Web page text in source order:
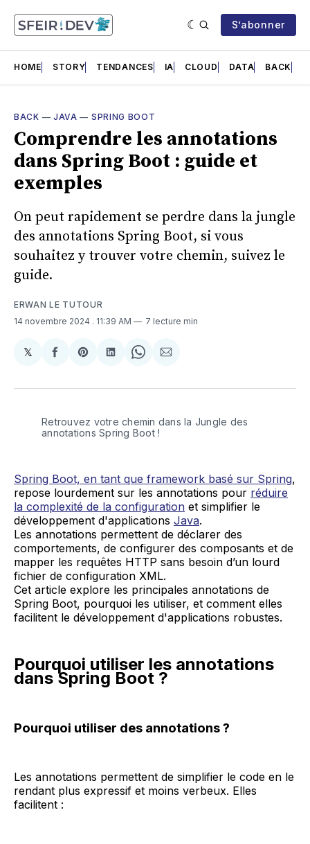
S’abonner
HOME STORY TENDANCES IA CLOUD DATA BACK
BACK — JAVA — SPRING BOOT
Comprendre les annotations
dans Spring Boot : guide et
exemples
On peut rapidement se perdre dans la jungle
des annotations Spring Boot, si vous
souhaitez y trouver votre chemin, suivez le
guide.
ERWAN LE TUTOUR
14 novembre 2024 . 11:39 AM 7 lecture min
𝕏Share
X
Partager
Facebook
Share
Pinterest
Partager
LinkedIn
Share
WhatsApp
Partager
Courriel
Retrouvez votre chemin dans la Jungle des
annotations Spring Boot !
Spring Boot, en tant que framework basé sur Spring,
repose lourdement sur les annotations pour réduire
la complexité de la configuration et simplifier le
développement d'applications Java.
Les annotations permettent de déclarer des
comportements, de configurer des composants et de
mapper les requêtes HTTP sans besoin d’un lourd
fichier de configuration XML.
Cet article explore les principales annotations de
Spring Boot, pourquoi les utiliser, et comment elles
facilitent le développement d'applications robustes.
Pourquoi utiliser les annotations
dans Spring Boot ?
Pourquoi utiliser des annotations ?
Les annotations permettent de simplifier le code en le
rendant plus expressif et moins verbeux. Elles
facilitent :